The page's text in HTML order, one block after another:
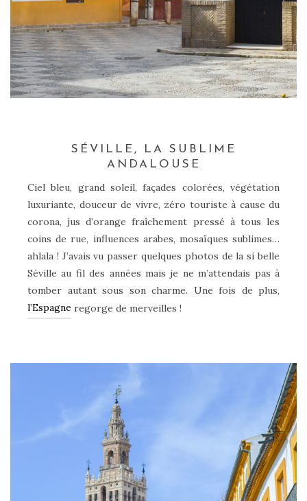
SÉVILLE, LA SUBLIME
ANDALOUSE
Ciel bleu, grand soleil, façades colorées, végétation
luxuriante, douceur de vivre, zéro touriste à cause du
corona, jus d’orange fraîchement pressé à tous les
coins de rue, influences arabes, mosaïques sublimes…
ahlala ! J’avais vu passer quelques photos de la si belle
Séville au fil des années mais je ne m’attendais pas à
tomber autant sous son charme. Une fois de plus,
l’Espagne regorge de merveilles !